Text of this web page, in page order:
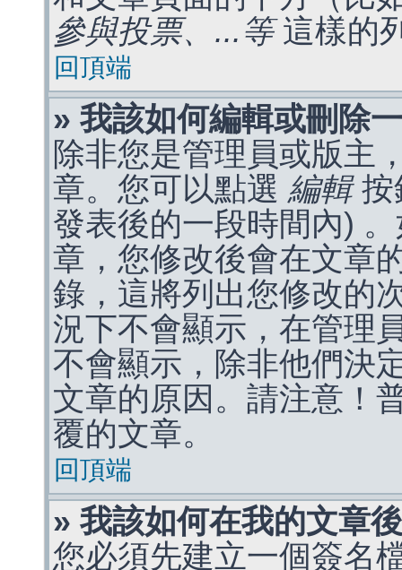
參與投票、...等這樣的
回頂端
» 我該如何編輯或刪除
除非您是管理員或版主
章。您可以點選 編輯按
發表後的一段時間內)
章，您修改後會在文章
錄，這將列出您修改的
況下不會顯示，在管理
不會顯示，除非他們決
文章的原因。請注意！
覆的文章。
回頂端
» 我該如何在我的文章
您必須先建立一個簽名